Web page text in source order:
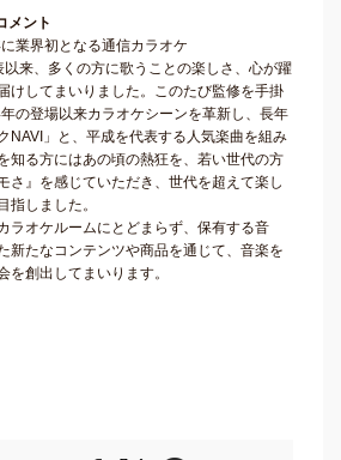
メント
業界初となる通信カラオケ
以来、多くの方に歌うことの楽しさ、心が躍
けしてまいりました。このたび監修を手掛
の登場以来カラオケシーンを革新し、長年
NAVI」と、平成を代表する人気楽曲を組み
知る方にはあの頃の熱狂を、若い世代の方
さ』を感じていただき、世代を超えて楽し
指しました。
ラオケルームにとどまらず、保有する音
新たなコンテンツや商品を通じて、音楽を
を創出してまいります。